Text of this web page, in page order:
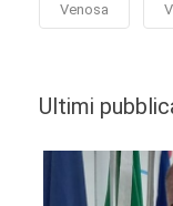
Venosa
Ultimi